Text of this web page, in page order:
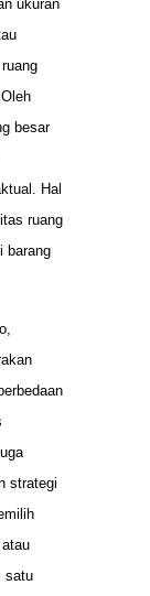
ukuran
besar
Hal
ruang
barang
strategi
satu